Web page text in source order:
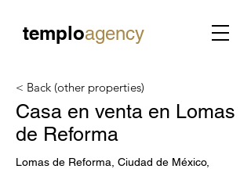
temploagency
< Back (other properties)
Casa en venta en Lomas
de Reforma
Lomas de Reforma, Ciudad de México,